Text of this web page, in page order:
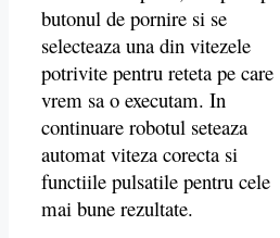
butonul de pornire si se
selecteaza una din vitezele
potrivite pentru reteta pe care
vrem sa o executam. In
continuare robotul seteaza
automat viteza corecta si
functiile pulsatile pentru cele
mai bune rezultate.